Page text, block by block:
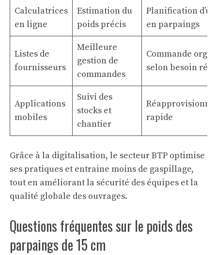
Calculatrices
en ligne
Estimation du
poids précis
Planification
en parpaings
Listes de
fournisseurs
Meilleure
gestion de
commandes
Commande
selon besoin réel
Applications
mobiles
Suivi des
stocks et
chantier
rapide
Grâce à la digitalisation, le secteur BTP optimise
ses pratiques et entraine moins de gaspillage,
tout en améliorant la sécurité des équipes et la
qualité globale des ouvrages.
Questions fréquentes sur le poids des
parpaings de 15 cm